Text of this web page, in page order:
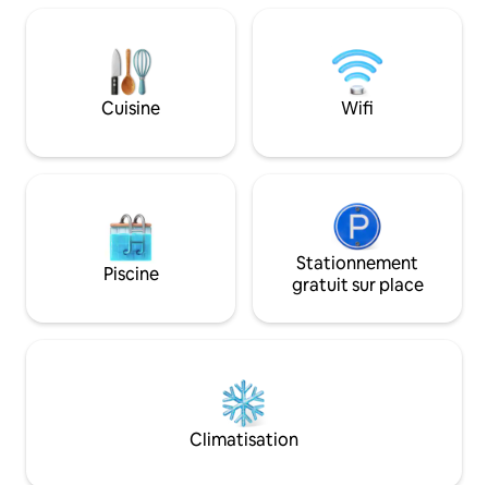
et d'une douche extérieure unique.
Détendez-vous sur votre terrasse
privée, explorez des plages secrètes ou
reposez-vous simplement sous les
de compagnie sont les bienvenus.
célèbres de l'île
voiture, le parc de
10 minutes en
l'étagère du
Cuisine Wifi
Piscine
Stationnement
gratuit sur place
Climatisation